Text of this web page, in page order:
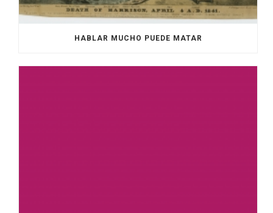
HABLAR MUCHO PUEDE MATAR